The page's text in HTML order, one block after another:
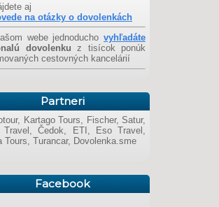
aj
na otázky o dovolenkách
webe jednoducho vyhľadáte
dovolenku z tisícok ponúk
cestovných kancelárií
Partneri
Kartago Tours, Fischer, Satur,
Travel, Čedok, ETI, Eso Travel,
Tours, Turancar, Dovolenka.sme
Facebook